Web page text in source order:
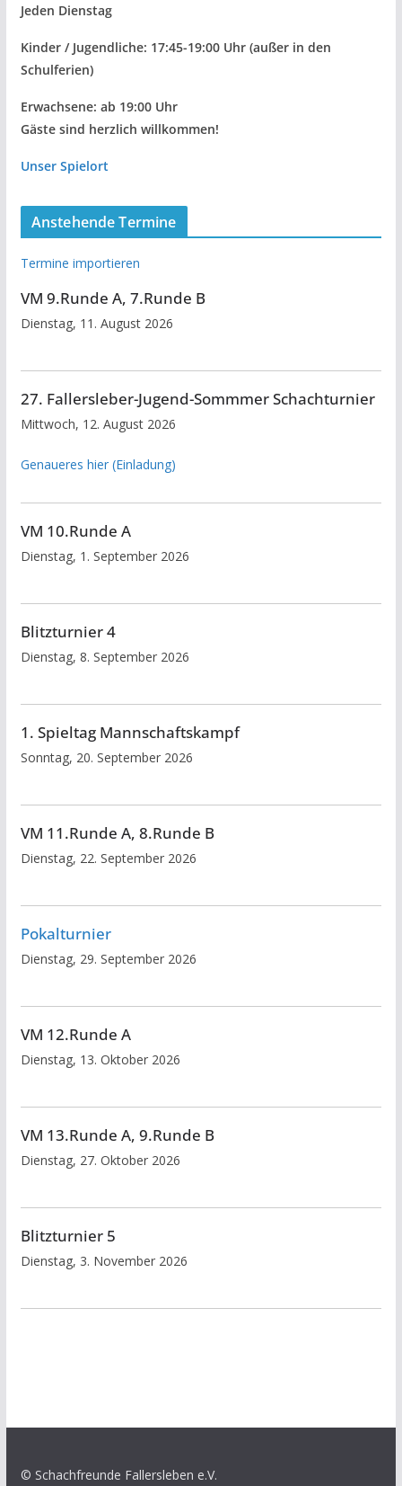
Jeden Dienstag
Kinder / Jugendliche: 17:45-19:00 Uhr (außer in den
Schulferien)
Erwachsene: ab 19:00 Uhr
Gäste sind herzlich willkommen!
Unser Spielort
Anstehende Termine
Termine importieren
VM 9.Runde A, 7.Runde B
Dienstag, 11. August 2026
27. Fallersleber-Jugend-Sommmer Schachturnier
Mittwoch, 12. August 2026
Genaueres hier (Einladung)
VM 10.Runde A
Dienstag, 1. September 2026
Blitzturnier 4
Dienstag, 8. September 2026
1. Spieltag Mannschaftskampf
Sonntag, 20. September 2026
VM 11.Runde A, 8.Runde B
Dienstag, 22. September 2026
Pokalturnier
Dienstag, 29. September 2026
VM 12.Runde A
Dienstag, 13. Oktober 2026
VM 13.Runde A, 9.Runde B
Dienstag, 27. Oktober 2026
Blitzturnier 5
Dienstag, 3. November 2026
© Schachfreunde Fallersleben e.V.